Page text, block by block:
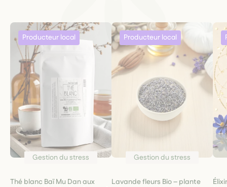
Gestion du stress
Thé blanc Baï Mu Dan aux
Gestion du stress
Lavande fleurs Bio – plante